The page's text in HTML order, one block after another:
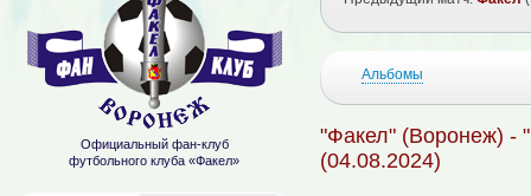
Альбомы
"Факел" (Воронеж) -
(04.08.2024)
Официальный фан-клуб
футбольного клуба «Факел»